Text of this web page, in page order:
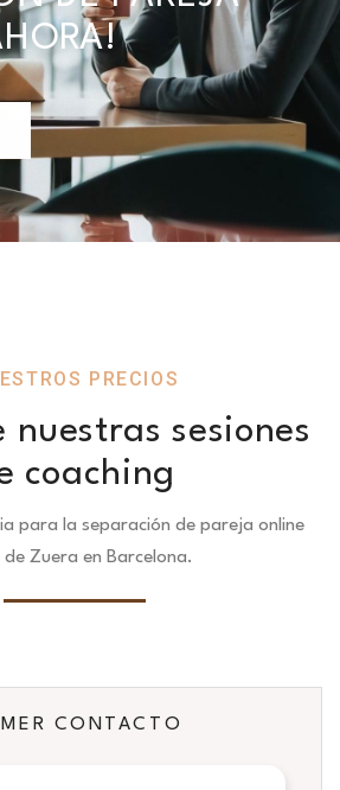
PRECIOS
nuestras sesiones
coaching
para la separación de pareja online
de Zuera en Barcelona.
CONTACTO